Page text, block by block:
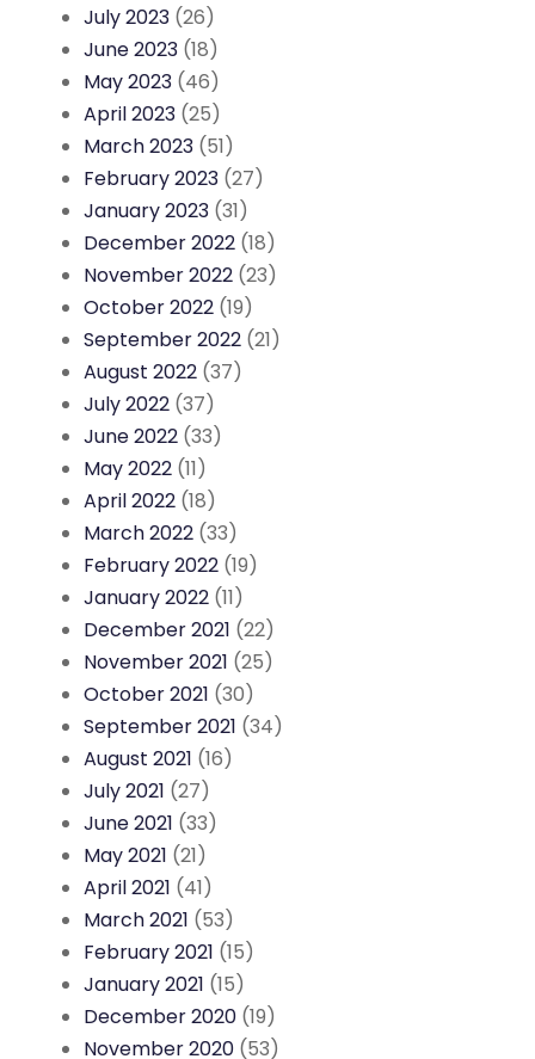
July 2023 (26)
June 2023 (18)
May 2023 (46)
April 2023 (25)
March 2023 (51)
February 2023 (27)
January 2023 (31)
December 2022 (18)
November 2022 (23)
October 2022 (19)
September 2022 (21)
August 2022 (37)
July 2022 (37)
June 2022 (33)
May 2022 (11)
April 2022 (18)
March 2022 (33)
February 2022 (19)
January 2022 (11)
December 2021 (22)
November 2021 (25)
October 2021 (30)
September 2021 (34)
August 2021 (16)
July 2021 (27)
June 2021 (33)
May 2021 (21)
April 2021 (41)
March 2021 (53)
February 2021 (15)
January 2021 (15)
December 2020 (19)
November 2020 (53)